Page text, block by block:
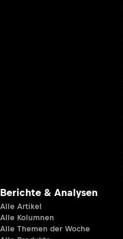
Berichte & Analysen
Alle Artikel
Alle Kolumnen
Alle Themen der Woche